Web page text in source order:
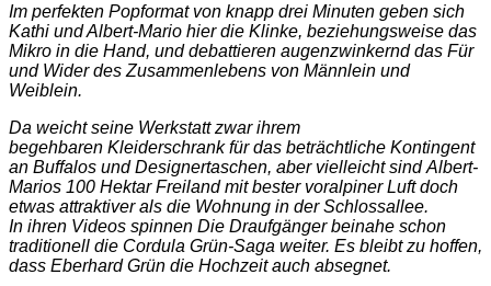
Im perfekten Popformat von knapp drei Minuten geben sich
Kathi und Albert-Mario hier die Klinke, beziehungsweise das
Mikro in die Hand, und debattieren augenzwinkernd das Für
und Wider des Zusammenlebens von Männlein und
Weiblein.
Da weicht seine Werkstatt zwar ihrem
begehbaren Kleiderschrank für das beträchtliche Kontingent
an Buffalos und Designertaschen, aber vielleicht sind Albert-
Marios 100 Hektar Freiland mit bester voralpiner Luft doch
etwas attraktiver als die Wohnung in der Schlossallee.
In ihren Videos spinnen Die Draufgänger beinahe schon
traditionell die Cordula Grün-Saga weiter. Es bleibt zu hoffen,
dass Eberhard Grün die Hochzeit auch absegnet.